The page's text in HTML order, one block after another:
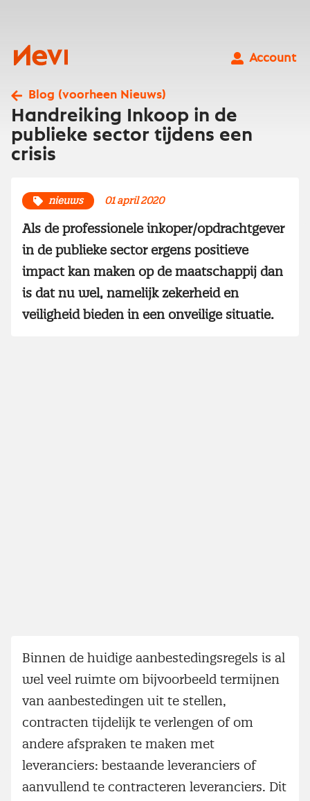
Nevi
Account
Blog (voorheen Nieuws)
Handreiking Inkoop in de
publieke sector tijdens een
crisis
nieuws 01 april 2020
Als de professionele inkoper/opdrachtgever
in de publieke sector ergens positieve
impact kan maken op de maatschappij dan
is dat nu wel, namelijk zekerheid en
veiligheid bieden in een onveilige situatie.
Binnen de huidige aanbestedingsregels is al
wel veel ruimte om bijvoorbeeld termijnen
van aanbestedingen uit te stellen,
contracten tijdelijk te verlengen of om
andere afspraken te maken met
leveranciers: bestaande leveranciers of
aanvullend te contracteren leveranciers. Dit